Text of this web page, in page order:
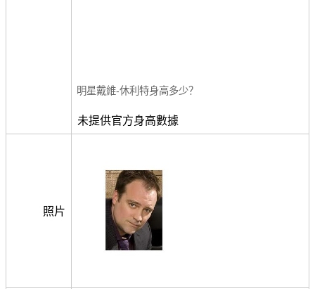
明星戴維-休利特身高多少？
未提供官方身高數據
照片